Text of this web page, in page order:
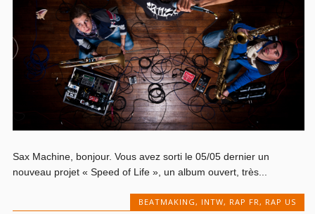
Sax Machine, bonjour. Vous avez sorti le 05/05 dernier un
nouveau projet « Speed of Life », un album ouvert, très...
BEATMAKING , INTW, RAP FR , RAP US